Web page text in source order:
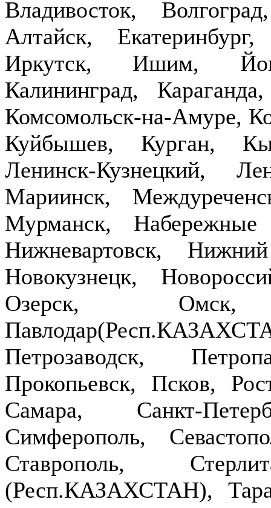
Владивосток,
Алтайск,
Иркутск, Ишим,
Калининград,
Комсомольск-на-Амуре,
Куйбышев, Курган,
Ленинск-Кузнецкий,
Мариинск,
Мурманск,
Нижневартовск,
Новокузнецк,
Озерск,
Петрозаводск,
Прокопьевск, Псков,
Самара, Санкт-
Симферополь,
Ставрополь,
(Респ.КАЗАХСТАН),